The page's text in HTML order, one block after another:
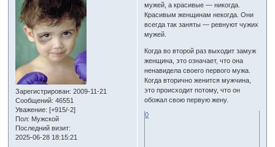
Зарегистрирован: 2009-11-21
Сообщений: 46551
Уважение: [+915/-2]
Пол: Мужской
Последний визит:
2025-06-28 18:15:21
мужей, а красивые — никогда.
Красивым женщинам некогда. Они
всегда так заняты — ревнуют чужих
мужей.
Когда во второй раз выходит замуж
женщина, это означает, что она
ненавидела своего первого мужа.
Когда вторично женится мужчина,
это происходит потому, что он
обожал свою первую жену.
0